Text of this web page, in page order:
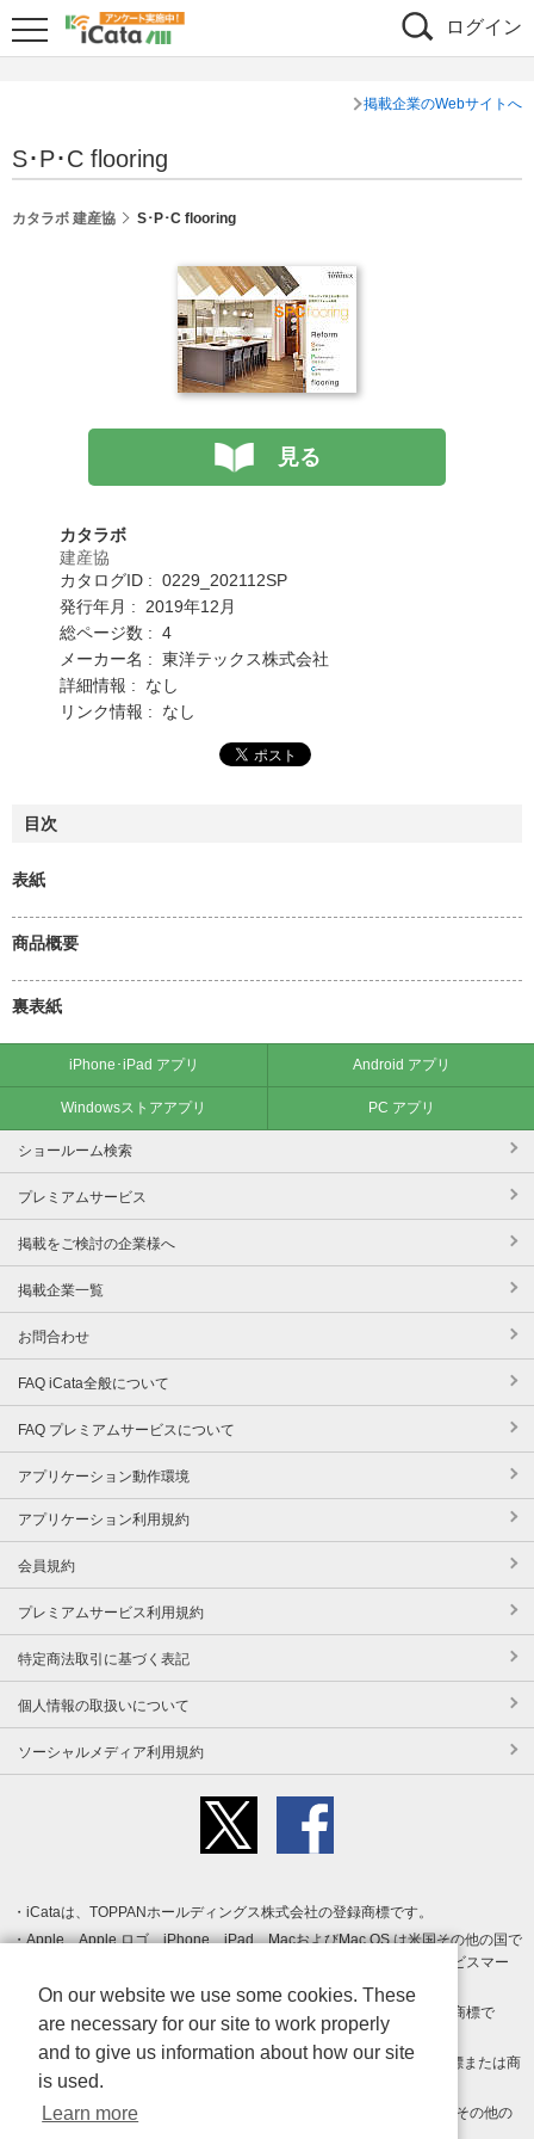
ログイン
掲載企業のWebサイトへ
S･P･C flooring
カタラボ 建産協 S･P･C flooring
見る
カタラボ
建産協
カタログID : 0229_202112SP
発行年月 : 2019年12月
総ページ数 : 4
メーカー名 : 東洋テックス株式会社
詳細情報 : なし
リンク情報 : なし
目次
表紙
商品概要
裏表紙
iPhone･iPad アプリ Android アプリ
Windowsストアアプリ PC アプリ
ショールーム検索
プレミアムサービス
掲載をご検討の企業様へ
掲載企業一覧
お問合わせ
FAQ iCata全般について
FAQ プレミアムサービスについて
アプリケーション動作環境
アプリケーション利用規約
会員規約
プレミアムサービス利用規約
特定商法取引に基づく表記
個人情報の取扱いについて
ソーシャルメディア利用規約
iCataは、TOPPANホールディングス株式会社の登録商標です。
Apple、Apple ロゴ、iPhone、iPad、MacおよびMac OS は米国その他の国で
登録された Apple Inc. の商標です。App Store は Apple Inc. のサービスマー
クです。
Android、Google Play および Google Play ロゴ は Google LLC の商標で
す。
Windows は Microsoft Inc.の米国およびその他の国における登録商標または商
標です。
Adobe、Adobe Reader、Adobe PDF は、Adobe Inc.の米国およびその他の
On our website we use some cookies. These
are necessary for our site to work properly
and to give us information about how our site
is used.
Learn more